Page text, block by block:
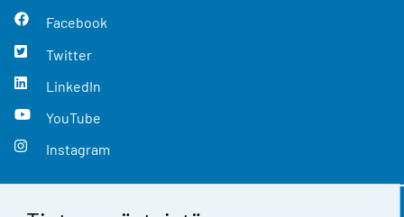
Facebook
Twitter
LinkedIn
YouTube
Instagram